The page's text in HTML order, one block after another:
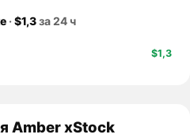
·$1,3за 24 ч
$1,3
Amber xStock